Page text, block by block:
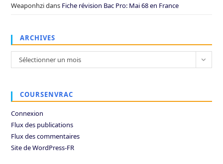
Weaponhzidans Fiche révision Bac Pro: Mai 68 en France
ARCHIVES
Archives
Sélectionner un mois
COURSENVRAC
Connexion
Flux des publications
Flux des commentaires
Site de WordPress-FR